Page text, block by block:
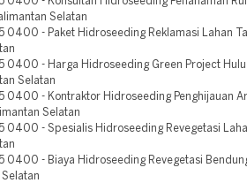
Selatan
0400 - Paket Hidroseeding Reklamasi Lahan
0400 - Harga Hidroseeding Green Project
Selatan
0400 - Kontraktor Hidroseeding Penghijauan
Selatan
0400 - Spesialis Hidroseeding Revegetasi
0400 - Biaya Hidroseeding Revegetasi
Selatan